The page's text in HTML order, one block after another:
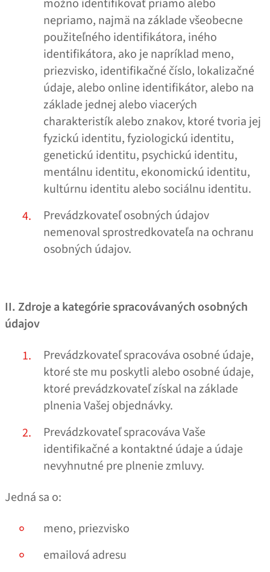
možno identifikovať priamo alebo
nepriamo, najmä na základe všeobecne
použiteľného identifikátora, iného
identifikátora, ako je napríklad meno,
priezvisko, identifikačné číslo, lokalizačné
údaje, alebo online identifikátor, alebo na
základe jednej alebo viacerých
charakteristík alebo znakov, ktoré tvoria jej
fyzickú identitu, fyziologickú identitu,
genetickú identitu, psychickú identitu,
mentálnu identitu, ekonomickú identitu,
kultúrnu identitu alebo sociálnu identitu.
Prevádzkovateľ osobných údajov
nemenoval sprostredkovateľa na ochranu
osobných údajov.
II. Zdroje a kategórie spracovávaných osobných
údajov
Prevádzkovateľ spracováva osobné údaje,
ktoré ste mu poskytli alebo osobné údaje,
ktoré prevádzkovateľ získal na základe
plnenia Vašej objednávky.
Prevádzkovateľ spracováva Vaše
identifikačné a kontaktné údaje a údaje
nevyhnutné pre plnenie zmluvy.
Jedná sa o:
meno, priezvisko
emailová adresu